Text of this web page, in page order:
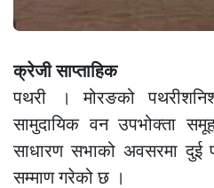
क्रेजी साप्ताहिक
पथरी । मोरङको
सामुदायिक वन उपभोक्ता
साधारण सभाको अवसरमा दुई
सम्माण गरेको छ ।